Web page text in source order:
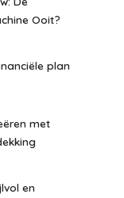
Ooit?
plan
met
en